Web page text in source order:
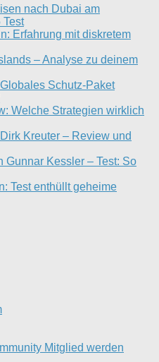
nach Dubai am
Test
Erfahrung mit diskretem
– Analyse zu deinem
Schutz-Paket
Welche Strategien wirklich
Kreuter – Review und
Gunnar Kessler – Test: So
Test enthüllt geheime
Mitglied werden